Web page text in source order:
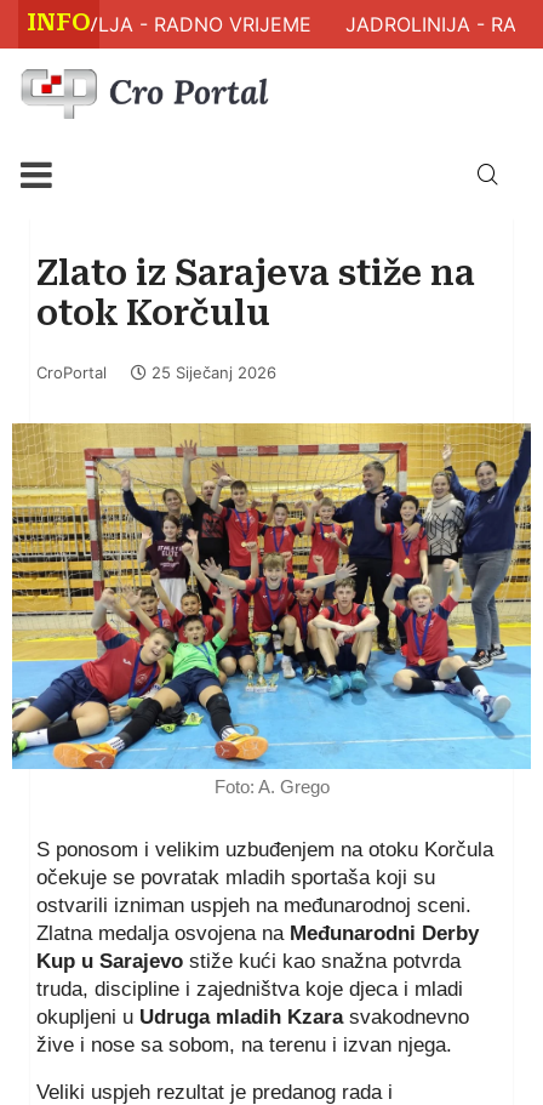
INFO
ZDRAVLJA - RADNO VRIJEME JADROLINIJA -
Zlato iz Sarajeva stiže na
otok Korčulu
CroPortal 25 Siječanj 2026
Foto: A. Grego
S ponosom i velikim uzbuđenjem na otoku Korčula
očekuje se povratak mladih sportaša koji su
ostvarili izniman uspjeh na međunarodnoj sceni.
Zlatna medalja osvojena na Međunarodni Derby
Kup u Sarajevo stiže kući kao snažna potvrda
truda, discipline i zajedništva koje djeca i mladi
okupljeni u Udruga mladih Kzarasvakodnevno
žive i nose sa sobom, na terenu i izvan njega.
Veliki uspjeh rezultat je predanog rada i